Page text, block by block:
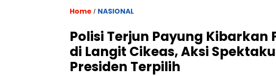
Home / NASIONAL
Polisi Terjun Payung Kibarkan
di Langit Cikeas, Aksi
Presiden Terpilih